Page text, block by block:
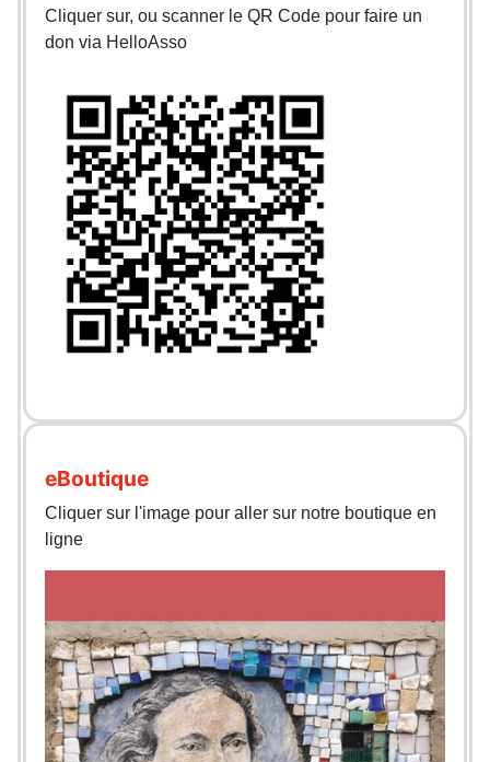
Cliquer sur, ou scanner le QR Code pour faire un
don via HelloAsso
eBoutique
Cliquer sur l'image pour aller sur notre boutique en
ligne